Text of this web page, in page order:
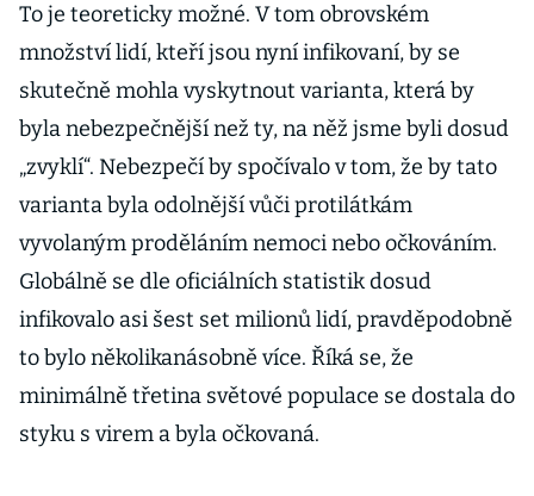
To je teoreticky možné. V tom obrovském
množství lidí, kteří jsou nyní infikovaní, by se
skutečně mohla vyskytnout varianta, která by
byla nebezpečnější než ty, na něž jsme byli dosud
„zvyklí“. Nebezpečí by spočívalo v tom, že by tato
varianta byla odolnější vůči protilátkám
vyvolaným proděláním nemoci nebo očkováním.
Globálně se dle oficiálních statistik dosud
infikovalo asi šest set milionů lidí, pravděpodobně
to bylo několikanásobně více. Říká se, že
minimálně třetina světové populace se dostala do
styku s virem a byla očkovaná.